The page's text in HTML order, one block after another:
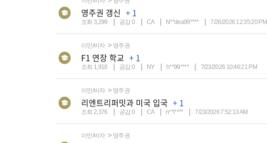
영주권 갱신 + 1
조회 3,299 공감 0 CA N**dea99**** 7/26/2026 12:35:20 PM
이민/비자 영주권
F1 연장 학교 + 1
조회 1,916 공감 0 NY h**99**** 7/23/2026 10:46:21 PM
이민/비자 영주권
리엔트리퍼밋과 미국 입국 + 1
조회 2,376 공감 0 CA n**i**** 7/23/2026 7:52:13 AM
이민/비자 영주권